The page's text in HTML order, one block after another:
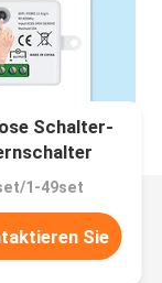
Schalter-
1-49set
Sie